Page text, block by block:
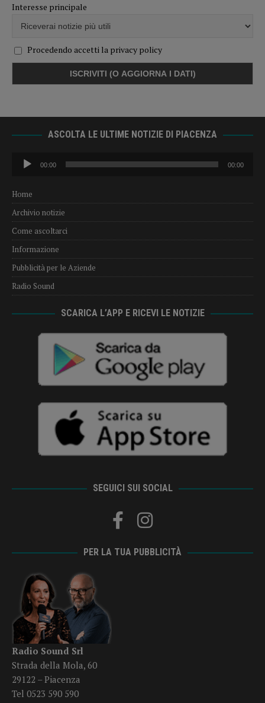
Interesse principale
Procedendo accetti la privacy policy
ASCOLTA LE ULTIME NOTIZIE DI PIACENZA
Audio
Player
00:00 00:00
Home
Archivio notizie
Come ascoltarci
Informazione
Pubblicità per le Aziende
Radio Sound
SCARICA L’APP E RICEVI LE NOTIZIE
SEGUICI SUI SOCIAL
PER LA TUA PUBBLICITÀ
Radio Sound Srl
Strada della Mola, 60
29122 – Piacenza
Tel 0523 590 590